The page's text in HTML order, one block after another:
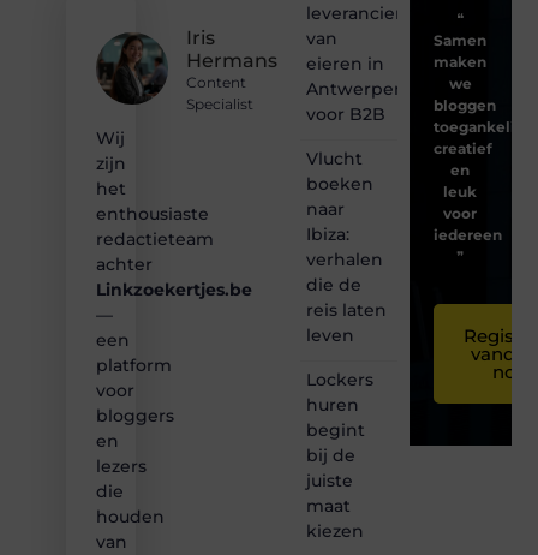
Iris
Hermans
Content
Specialist
Wij
zijn
het
enthousiaste
redactieteam
achter
Linkzoekertjes.be
—
een
platform
voor
bloggers
en
lezers
die
houden
van
leverancier
van
eieren in
Antwerpen
voor B2B
Vlucht
boeken
naar
Ibiza:
verhalen
die de
reis laten
leven
Lockers
huren
begint
bij de
juiste
maat
kiezen
❝
Samen
maken
we
bloggen
toegankelijk,
creatief
en
leuk
voor
iedereen
❞
nog